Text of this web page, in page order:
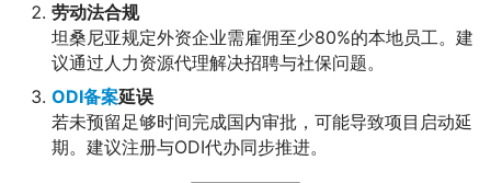
劳动法合规
坦桑尼亚规定外资企业需雇佣至少80%的本地员工。建
议通过人力资源代理解决招聘与社保问题。
ODI备案延误
若未预留足够时间完成国内审批，可能导致项目启动延
期。建议注册与ODI代办同步推进。